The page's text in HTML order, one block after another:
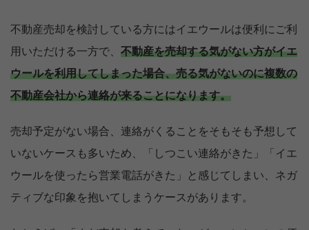
不動産売却を検討している方にはイエウールは便利にご利
用いただける一方で、 不動産を売却する気がない方がイエ
ウールを利用してしまった場合、売る気がないのに複数の
不動産会社から連絡が来ることになります。
売却予定がない場合、連絡がくることをそもそも予想して
いないケースも多いため、「しつこい連絡がきた」「イエ
ウールを使ったら営業電話がきた」と感じてしまい、ネガ
ティブな印象を抱いてしまうケースがあります。